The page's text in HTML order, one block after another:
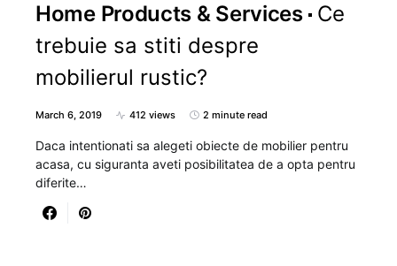
Home Products & Services Ce
trebuie sa stiti despre
mobilierul rustic?
March 6, 2019 412 views 2 minute read
Daca intentionati sa alegeti obiecte de mobilier pentru
acasa, cu siguranta aveti posibilitatea de a opta pentru
diferite…